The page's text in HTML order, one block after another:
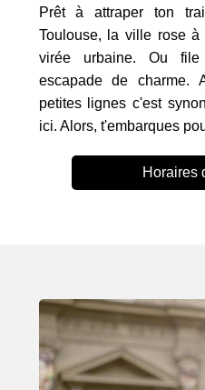
Prêt à attraper ton
Toulouse, la ville rose
virée urbaine. Ou
escapade de charme.
petites lignes c'est
ici. Alors, t'embarques
Horaires